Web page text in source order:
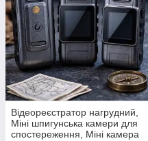
Відеореєстратор нагрудний,
Міні шпигунська камери для
спостереження, Міні камера